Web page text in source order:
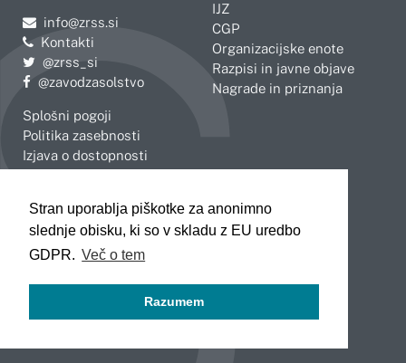
Stran uporablja piškotke za anonimno
slednje obisku, ki so v skladu z EU uredbo
GDPR. Več o tem
Razumem
Pošljite e-mail na
info@zrss.si
Kontakti
Pojdite na Twitter:
@zrss_si
Pojdite na Facebook:
@zavodzasolstvo
Splošni pogoji
Politika zasebnosti
Izjava o dostopnosti
IJZ
CGP
Organizacijske enote
Razpisi in javne objave
Nagrade in priznanja
Celje
Koper
Kranj
Novo mesto
Slovenj Gradec